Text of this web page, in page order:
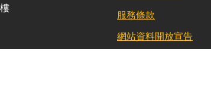
服務條款
網站資料開放宣告